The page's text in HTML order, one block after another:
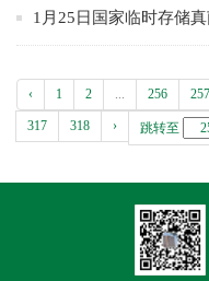
1月25日国家临时存储
‹ 1 2 ... 256 257
317 318 › 跳转至